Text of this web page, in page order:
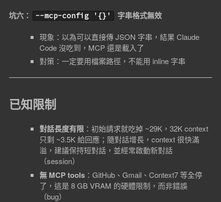
坑六： --mcp-config '{}' 字串格式無效
現象：以為可以直接傳 JSON 字串，結果 Claude
Code 沒吃到，MCP 還是載入了
對策：一定要用檔案路徑，不能用 inline 字串
已知限制
對話長度有限：初始請求就吃掉 ~29K，32K context
只剩 ~3.5K 給回應；隨對話增長，context 很快滿
溢，建議保持短對話，並經常啟動新對話
（session）
無 MCP tools：GitHub、Gmail、Context7 等全停
了，這是 8 GB VRAM 的硬體限制，而非錯誤
（bug）